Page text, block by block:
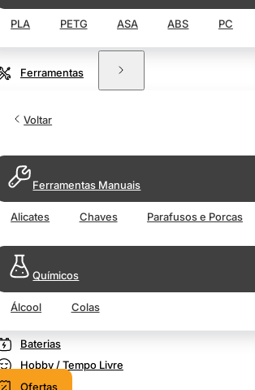
PLA PETG ASA ABS PC
Ferramentas
Voltar
Ferramentas Manuais
Alicates Chaves Parafusos e Porcas
Químicos
Álcool Colas
Baterias
Hobby / Tempo Livre
Ofertas